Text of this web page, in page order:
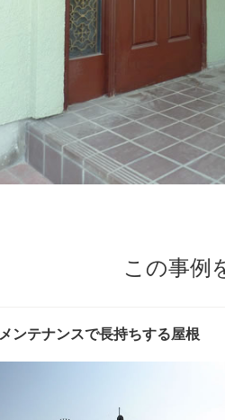
この事例
メンテナンスで長持ちする屋根